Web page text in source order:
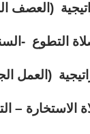
(العصف
التطوع -
(العمل
الاستخارة –